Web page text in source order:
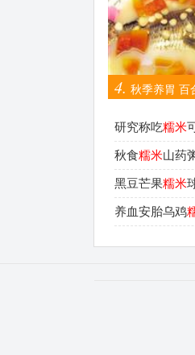
4. 秋季养胃 百
研究称吃糯米
秋食糯米山药
黑豆芒果糯米
养血安胎乌鸡